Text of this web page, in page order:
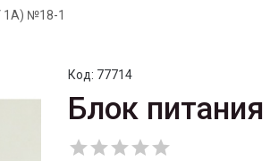
1A) №18-1
Код: 77714
Блок
